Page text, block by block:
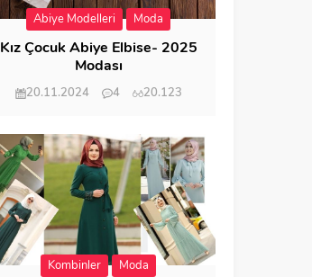
Abiye Modelleri Moda
Kız Çocuk Abiye Elbise- 2025
Modası
20.11.2024 4 20.123
Kombinler Moda